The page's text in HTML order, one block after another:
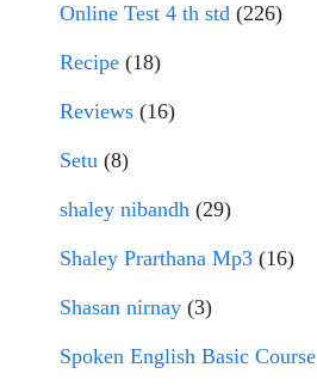
Online Test 4 th std (226)
Recipe (18)
Reviews (16)
Setu (8)
shaley nibandh (29)
Shaley Prarthana Mp3 (16)
Shasan nirnay (3)
Spoken English Basic Course